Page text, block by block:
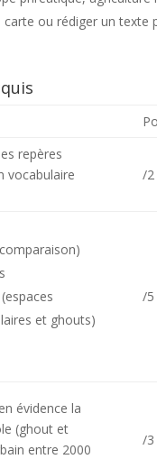
ou rédiger un
repères
vocabulaire
/2
et ghouts)
/5
évidence la
(ghout et
entre 2000
/3